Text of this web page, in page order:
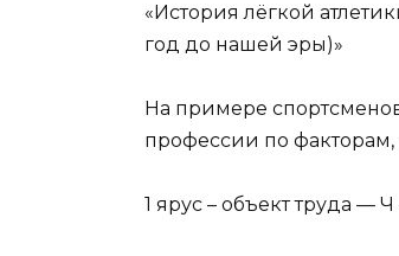
«История лёгкой
год до нашей эры)»
На примере
профессии по
1 ярус – объект труда —